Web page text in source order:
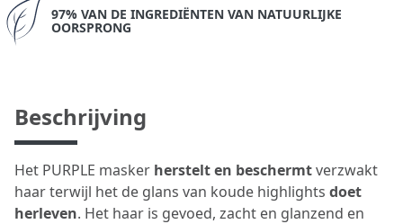
97% VAN DE INGREDIËNTEN VAN NATUURLIJKE
OORSPRONG
Beschrijving
Het PURPLE masker herstelt en beschermtverzwakt
haar terwijl het de glans van koude highlights doet
herleven. Het haar is gevoed, zacht en glanzend en